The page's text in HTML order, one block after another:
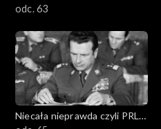
w DTV
odc. 63
Niecała nieprawda czyli PRL